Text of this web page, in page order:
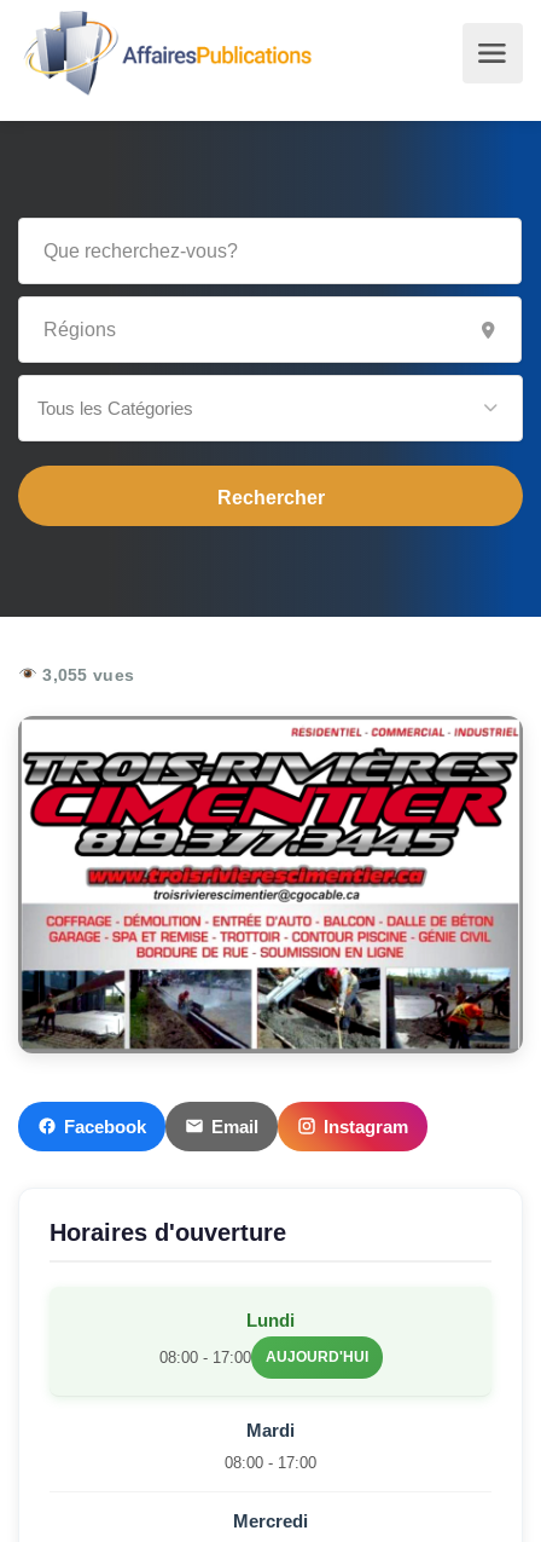
Tous les Catégories
3,055 vues
Facebook Email Instagram
Horaires d'ouverture
Lundi
08:00 - 17:00 AUJOURD'HUI
Mardi
08:00 - 17:00
Mercredi